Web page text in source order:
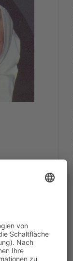
ein
die Gabe,
ehe ein
wäre